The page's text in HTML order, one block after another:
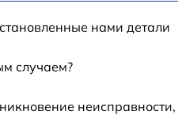
нами детали
случаем?
неисправности,